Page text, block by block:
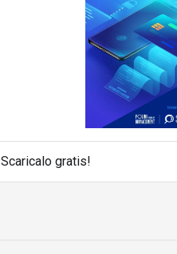
Scaricalo gratis!